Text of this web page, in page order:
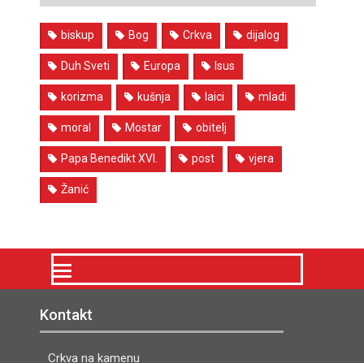
biskup Bog Crkva dijalog
Duh Sveti Europa Isus
korizma kušnja laici mladi
moral Mostar obitelj
Papa Benedikt XVI. post vjera
Žanić
Kontakt
Crkva na kamenu